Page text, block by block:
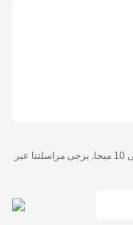
(يمكنك تحميل ستة ملفات وهذه الملفات بحد أقصى 10 ميجا. يرجى مراسلتنا عبر